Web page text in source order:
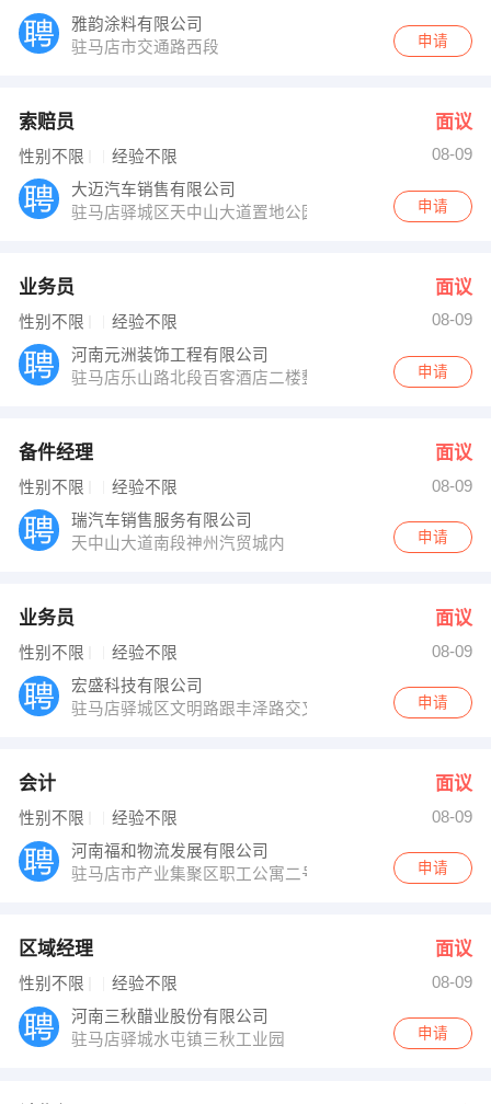
雅韵涂料有限公司
驻马店市交通路西段
申请
索赔员 面议
性别不限 经验不限
08-09
大迈汽车销售有限公司
驻马店驿城区天中山大道置地公园南段神州汽贸城内
申请
业务员 面议
性别不限 经验不限
08-09
河南元洲装饰工程有限公司
驻马店乐山路北段百客酒店二楼整层
申请
备件经理 面议
性别不限 经验不限
08-09
瑞汽车销售服务有限公司
天中山大道南段神州汽贸城内
申请
业务员 面议
性别不限 经验不限
08-09
宏盛科技有限公司
驻马店驿城区文明路跟丰泽路交叉口博雅写字楼申请
会计 面议
性别不限 经验不限
08-09
河南福和物流发展有限公司
驻马店市产业集聚区职工公寓二号楼三楼汝河大道和永顺
申请
区域经理 面议
性别不限 经验不限
08-09
河南三秋醋业股份有限公司
驻马店驿城水屯镇三秋工业园
申请